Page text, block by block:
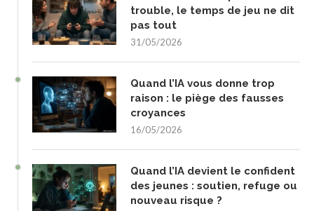
trouble, le temps de jeu ne dit
pas tout
31/05/2026
Quand l’IA vous donne trop
raison : le piège des fausses
croyances
16/05/2026
Quand l’IA devient le confident
des jeunes : soutien, refuge ou
nouveau risque ?